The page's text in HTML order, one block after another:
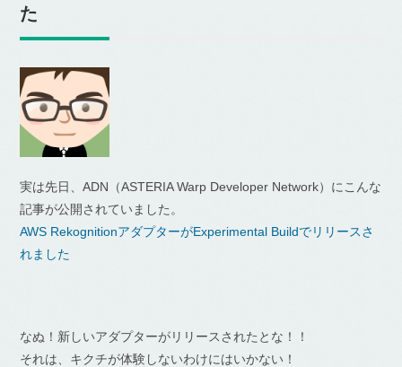
た
実は先日、ADN（ASTERIA Warp Developer Network）にこんな
記事が公開されていました。
AWS RekognitionアダプターがExperimental Buildでリリースさ
れました
なぬ！新しいアダプターがリリースされたとな！！
それは、キクチが体験しないわけにはいかない！